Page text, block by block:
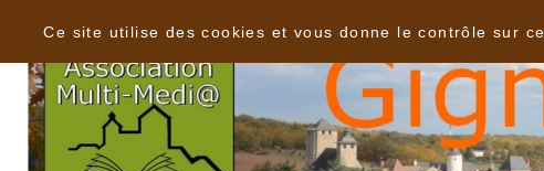
Ce site utilise des cookies et vous donne le contrôle sur